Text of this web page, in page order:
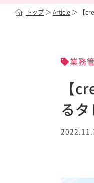
トップ ＞ Article ＞ 【
業務
【
る